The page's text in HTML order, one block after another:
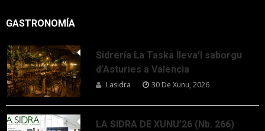
GASTRONOMÍA
Sidrería La Taska lleva’l saborgu
d’Asturies a Valencia
Lasidra 30 De Xunu, 2026
LA SIDRA DE XUNU’26 (Nb. 266)